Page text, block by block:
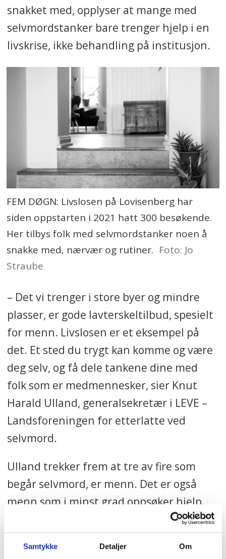
Samtykke Detaljer Om
snakket med, opplyser at mange med
selvmordstanker bare trenger hjelp i en
livskrise, ikke behandling på institusjon.
FEM DØGN: Livslosen på Lovisenberg har
siden oppstarten i 2021 hatt 300 besøkende.
Her tilbys folk med selvmordstanker noen å
snakke med, nærvær og rutiner. Foto: Jo
Straube
– Det vi trenger i store byer og mindre
plasser, er gode lavterskeltilbud, spesielt
for menn. Livslosen er et eksempel på
det. Et sted du trygt kan komme og være
deg selv, og få dele tankene dine med
folk som er medmennesker, sier Knut
Harald Ulland, generalsekretær i LEVE –
Landsforeningen for etterlatte ved
selvmord.
Ulland trekker frem at tre av fire som
begår selvmord, er menn. Det er også
menn som i minst grad oppsøker hjelp.
Trenger du noen å